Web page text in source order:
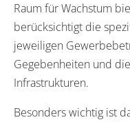
Raum für Wachstum
berücksichtigt die
jeweiligen
Gegebenheiten und
Infrastrukturen.
Besonders wichtig ist